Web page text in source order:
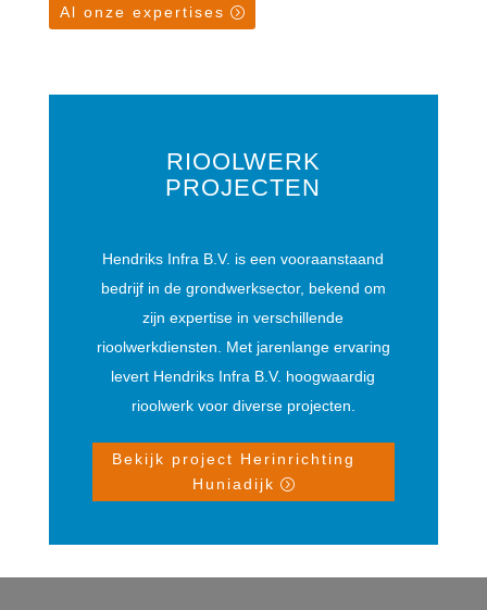
Al onze expertises
RIOOLWERK
PROJECTEN
Hendriks Infra B.V. is een vooraanstaand
bedrijf in de grondwerksector, bekend om
zijn expertise in verschillende
rioolwerkdiensten. Met jarenlange ervaring
levert Hendriks Infra B.V. hoogwaardig
rioolwerk voor diverse projecten.
Bekijk project Herinrichting
Huniadijk